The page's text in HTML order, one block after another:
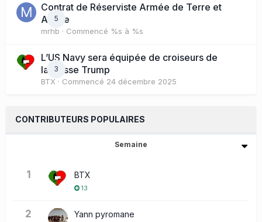
5
Contrat de Réserviste Armée de Terre et
Active
mrhb · Commencé %s à %s
3
L’US Navy sera équipée de croiseurs de
la classe Trump
BTX · Commencé 24 décembre 2025
CONTRIBUTEURS POPULAIRES
Semaine
1 BTX
13
2 Yann pyromane